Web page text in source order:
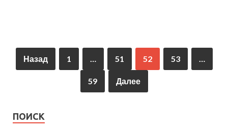
Назад 1 51 52 53
59 Далее
ПОИСК